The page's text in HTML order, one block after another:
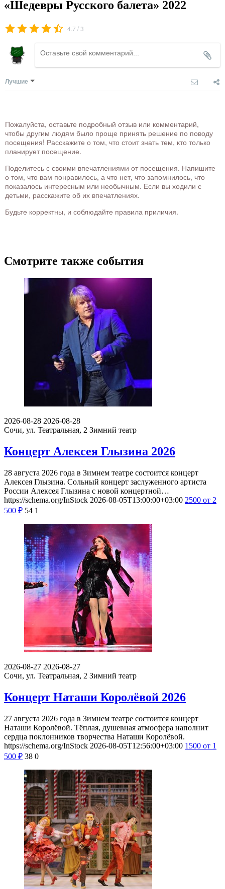
«Шедевры Русского балета» 2022
4.7 /3
Лучшие
Пожалуйста, оставьте подробный отзыв или комментарий,
чтобы другим людям было проще принять решение по поводу
посещения! Расскажите о том, что стоит знать тем, кто только
планирует посещение.
Поделитесь с своими впечатлениями от посещения. Напишите
о том, что вам понравилось, а что нет, что запомнилось, что
показалось интересным или необычным. Если вы ходили с
детьми, расскажите об их впечатлениях.
Будьте корректны, и соблюдайте правила приличия.
Смотрите также события
2026-08-28 2026-08-28
Сочи, ул. Театральная, 2 Зимний театр
Концерт Алексея Глызина 2026
28 августа 2026 года в Зимнем театре состоится концерт
Алексея Глызина. Сольный концерт заслуженного артиста
России Алексея Глызина с новой концертной…
https://schema.org/InStock 2026-08-05T13:00:00+03:00 2500 от 2
500 ₽ 54 1
2026-08-27 2026-08-27
Сочи, ул. Театральная, 2 Зимний театр
Концерт Наташи Королёвой 2026
27 августа 2026 года в Зимнем театре состоится концерт
Наташи Королёвой. Тёплая, душевная атмосфера наполнит
сердца поклонников творчества Наташи Королёвой.
https://schema.org/InStock 2026-08-05T12:56:00+03:00 1500 от 1
500 ₽ 38 0